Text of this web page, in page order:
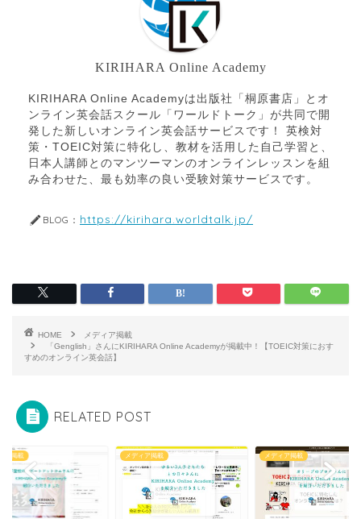
KIRIHARA Online Academy
KIRIHARA Online Academyは出版社「桐原書店」とオ
ンライン英会話スクール「ワールドトーク」が共同で開
発した新しいオンライン英会話サービスです！ 英検対
策・TOEIC対策に特化し、教材を活用した自己学習と、
日本人講師とのマンツーマンのオンラインレッスンを組
み合わせた、最も効率の良い受験対策サービスです。
BLOG： https://kirihara.worldtalk.jp/
HOME
メディア掲載
「Genglish」さんにKIRIHARA Online Academyが掲載中！【TOEIC対策におす
すめのオンライン英会話】
RELATED POST
ア掲載 メディア掲載 メディア掲載